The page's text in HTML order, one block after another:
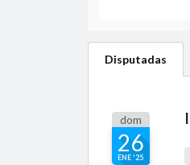
Disputadas
dom
26
ENE '25